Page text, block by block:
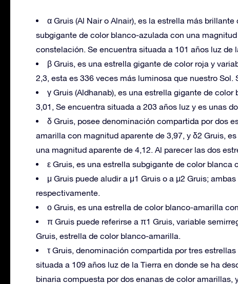
α Gruis (Al Nair o Alnair), es la estrella más
subgigante de color blanco-azulada con una
constelación. Se encuentra situada a 101 años luz de
β Gruis, es una estrella gigante de color roja y
2,3, esta es 336 veces más luminosa que nuestro Sol.
γ Gruis (Aldhanab), es una estrella gigante de
3,01, Se encuentra situada a 203 años luz y es unas
δ Gruis, posee denominación compartida por dos
amarilla con magnitud aparente de 3,97, y δ2 Gruis,
una magnitud aparente de 4,12. Al parecer las dos
ε Gruis, es una estrella subgigante de color blanca
μ Gruis puede aludir a μ1 Gruis o a μ2 Gruis;
respectivamente.
ο Gruis, es una estrella de color blanco-amarilla
π Gruis puede referirse a π1 Gruis, variable
Gruis, estrella de color blanco-amarilla.
τ Gruis, denominación compartida por tres
situada a 109 años luz de la Tierra en donde se ha
binaria compuesta por dos enanas de color amarillas,